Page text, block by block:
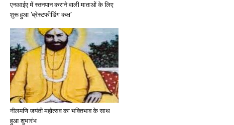
एनआईए में स्तनपान कराने वाली माताओं के लिए
शुरू हुआ ‘ब्रेस्टफीडिंग कक्ष’
नीलमणि जयंती महोत्सव का भक्तिभाव के साथ
हुआ शुभारंभ